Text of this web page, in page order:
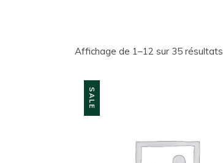
Affichage de 1–12 sur 35 résultats
SALE